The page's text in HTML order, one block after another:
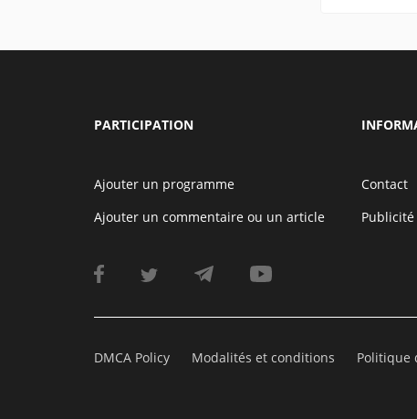
PARTICIPATION
Ajouter un programme
Ajouter un commentaire ou un article
Contact
Publicité
DMCA Policy Modalités et conditions
Politique